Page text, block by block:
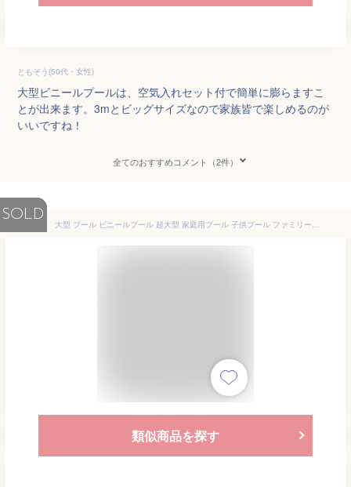
ともぞう(50代・女性)
大型ビニールプールは、空気入れセット付で簡単に膨らますこ
とが出来ます。3mとビッグサイズなので家族皆で楽しめるのが
いいですね！
全てのおすすめコメント（2件）
SOLD
大型 プール ビニールプール 超大型 家庭用プール 子供プール ファミリープール キッズプール エアープール プレイプール おしゃれ 面白ビーチ ナイトプール 庭 ビッグサイズ 長方形 特大 子ども 大人 空気入れ 水遊び 400cm 3段 4段4M
類似商品を探す